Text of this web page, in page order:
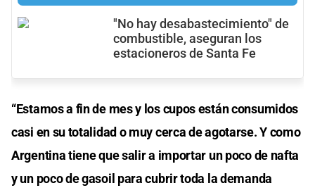
"No hay desabastecimiento" de
combustible, aseguran los
estacioneros de Santa Fe
“Estamos a fin de mes y los cupos están consumidos
casi en su totalidad o muy cerca de agotarse. Y como
Argentina tiene que salir a importar un poco de nafta
y un poco de gasoil para cubrir toda la demanda